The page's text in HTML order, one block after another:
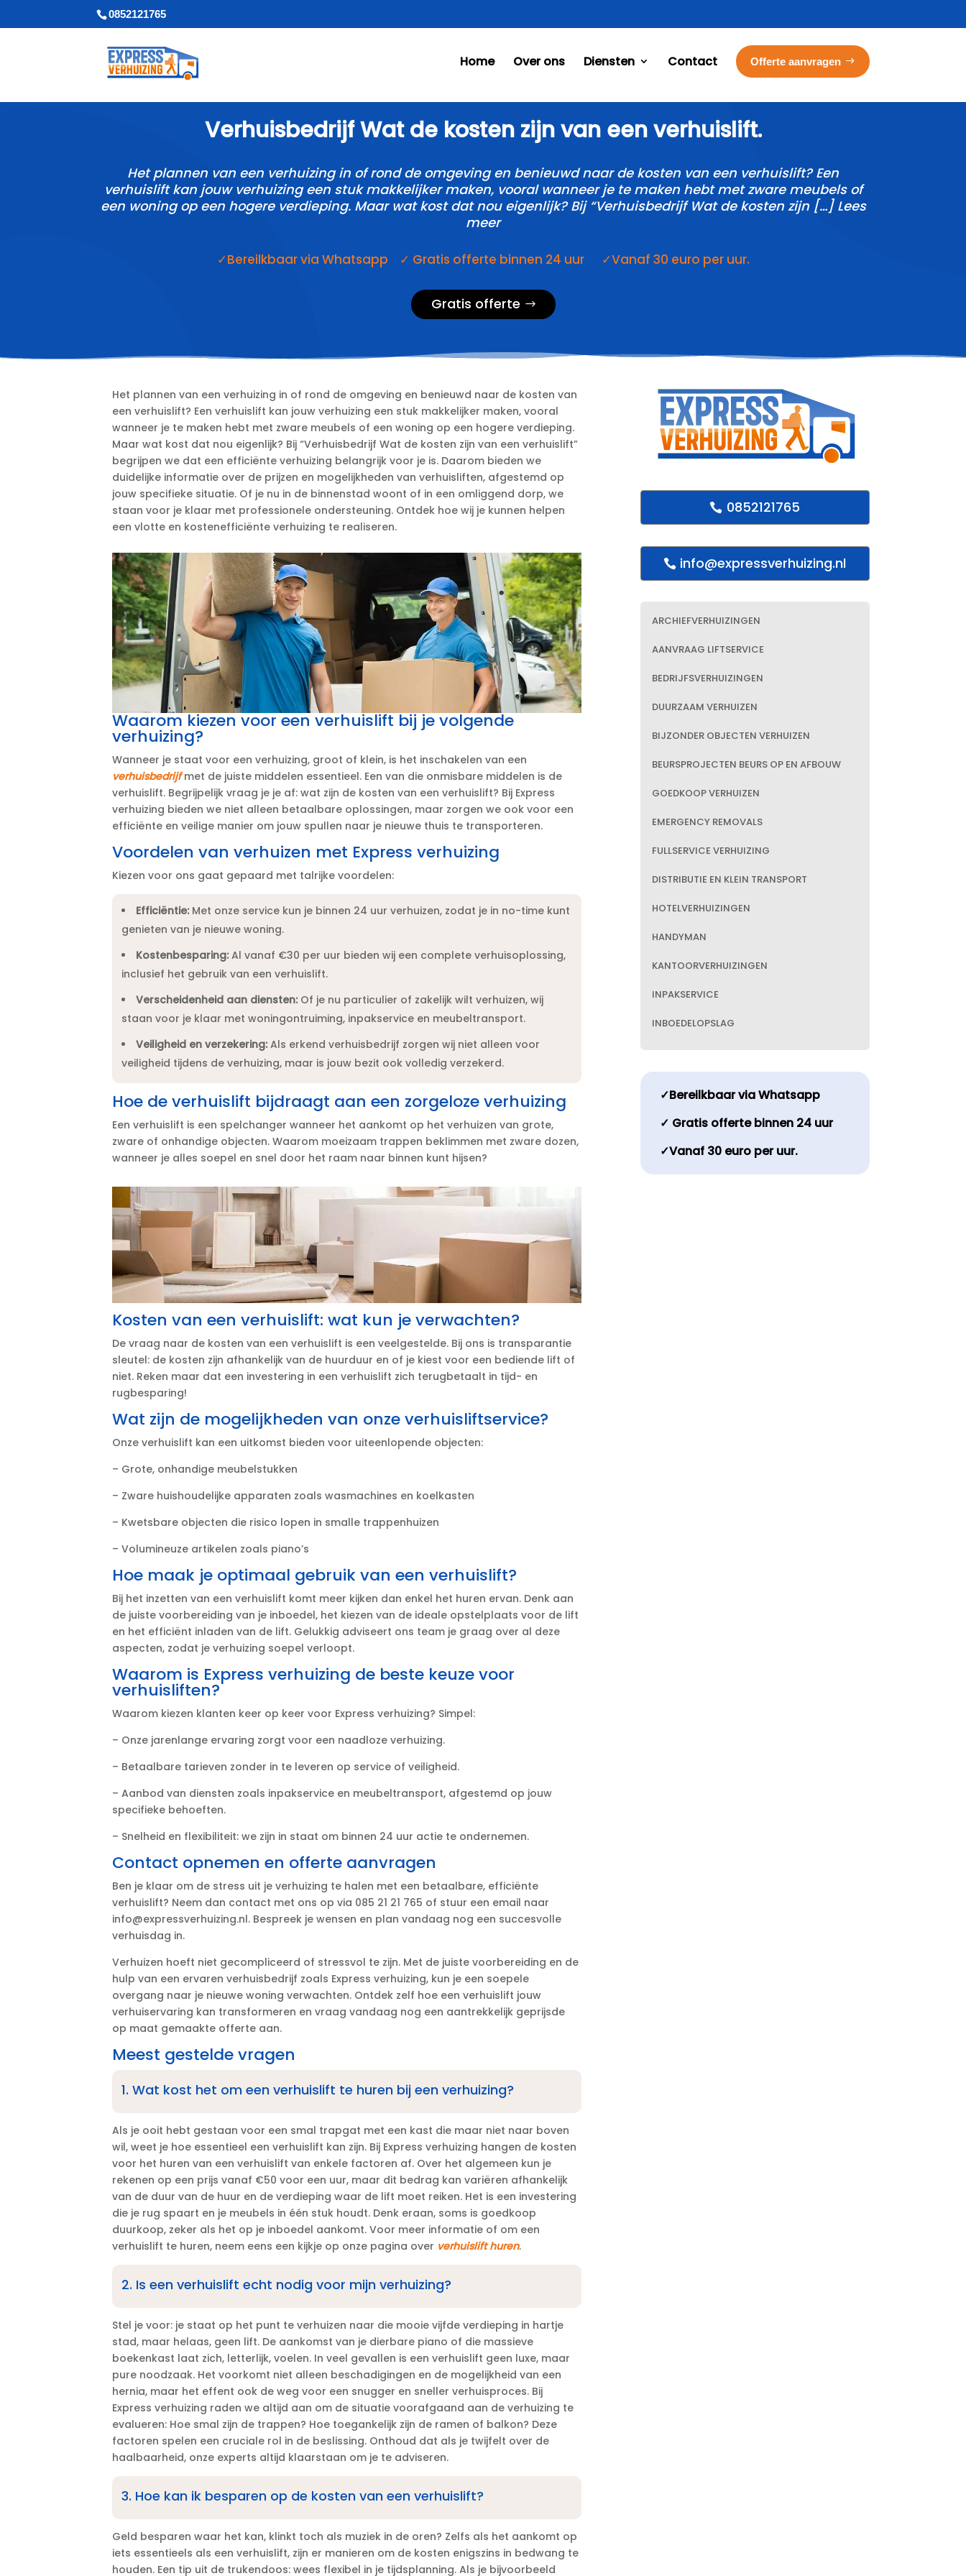
0852121765
Home Over ons Diensten Contact Offerte aanvragen
Verhuisbedrijf Wat de kosten zijn van een verhuislift.​
Het plannen van een verhuizing in of rond de omgeving en benieuwd naar de kosten van een verhuislift? Een
verhuislift kan jouw verhuizing een stuk makkelijker maken, vooral wanneer je te maken hebt met zware meubels of
een woning op een hogere verdieping.​ Maar wat kost dat nou eigenlijk? Bij “Verhuisbedrijf Wat de kosten zijn […] Lees
meer
✓Bereilkbaar via Whatsapp ✓ Gratis offerte binnen 24 uur ✓Vanaf 30 euro per uur.
Gratis offerte
Het plannen van een verhuizing in of rond de omgeving en benieuwd naar de kosten van
een verhuislift? Een verhuislift kan jouw verhuizing een stuk makkelijker maken, vooral
wanneer je te maken hebt met zware meubels of een woning op een hogere verdieping.​
Maar wat kost dat nou eigenlijk? Bij “Verhuisbedrijf Wat de kosten zijn van een verhuislift”
begrijpen we dat een efficiënte verhuizing belangrijk voor je is.​ Daarom bieden we
duidelijke informatie over de prijzen en mogelijkheden van verhuisliften, afgestemd op
jouw specifieke situatie.​ Of je nu in de binnenstad woont of in een omliggend dorp, we
staan voor je klaar met professionele ondersteuning.​ Ontdek hoe wij je kunnen helpen
een vlotte en kostenefficiënte verhuizing te realiseren.​
Waarom kiezen voor een verhuislift bij je volgende
verhuizing?
Wanneer je staat voor een verhuizing, groot of klein, is het inschakelen van een
verhuisbedrijfmet de juiste middelen essentieel.​ Een van die onmisbare middelen is de
verhuislift.​ Begrijpelijk vraag je je af: wat zijn de kosten van een verhuislift? Bij Express
verhuizing bieden we niet alleen betaalbare oplossingen, maar zorgen we ook voor een
efficiënte en veilige manier om jouw spullen naar je nieuwe thuis te transporteren.​
Voordelen van verhuizen met Express verhuizing
Kiezen voor ons gaat gepaard met talrijke voordelen:
Efficiëntie: Met onze service kun je binnen 24 uur verhuizen, zodat je in no-time kunt
genieten van je nieuwe woning.​
Kostenbesparing: Al vanaf €30 per uur bieden wij een complete verhuisoplossing,
inclusief het gebruik van een verhuislift.​
Verscheidenheid aan diensten: Of je nu particulier of zakelijk wilt verhuizen, wij
staan voor je klaar met woningontruiming, inpakservice en meubeltransport.​
Veiligheid en verzekering: Als erkend verhuisbedrijf zorgen wij niet alleen voor
veiligheid tijdens de verhuizing, maar is jouw bezit ook volledig verzekerd.​
Hoe de verhuislift bijdraagt aan een zorgeloze verhuizing
Een verhuislift is een spelchanger wanneer het aankomt op het verhuizen van grote,
zware of onhandige objecten.​ Waarom moeizaam trappen beklimmen met zware dozen,
wanneer je alles soepel en snel door het raam naar binnen kunt hijsen?
Kosten van een verhuislift: wat kun je verwachten?
De vraag naar de kosten van een verhuislift is een veelgestelde.​ Bij ons is transparantie
sleutel: de kosten zijn afhankelijk van de huurduur en of je kiest voor een bediende lift of
niet.​ Reken maar dat een investering in een verhuislift zich terugbetaalt in tijd- en
rugbesparing!
Wat zijn de mogelijkheden van onze verhuisliftservice?
Onze verhuislift kan een uitkomst bieden voor uiteenlopende objecten:
– Grote, onhandige meubelstukken
– Zware huishoudelijke apparaten zoals wasmachines en koelkasten
– Kwetsbare objecten die risico lopen in smalle trappenhuizen
– Volumineuze artikelen zoals piano’s
Hoe maak je optimaal gebruik van een verhuislift?
Bij het inzetten van een verhuislift komt meer kijken dan enkel het huren ervan.​ Denk aan
de juiste voorbereiding van je inboedel, het kiezen van de ideale opstelplaats voor de lift
en het efficiënt inladen van de lift.​ Gelukkig adviseert ons team je graag over al deze
aspecten, zodat je verhuizing soepel verloopt.​
Waarom is Express verhuizing de beste keuze voor
verhuisliften?
Waarom kiezen klanten keer op keer voor Express verhuizing? Simpel:
– Onze jarenlange ervaring zorgt voor een naadloze verhuizing.​
– Betaalbare tarieven zonder in te leveren op service of veiligheid.​
– Aanbod van diensten zoals inpakservice en meubeltransport, afgestemd op jouw
specifieke behoeften.​
– Snelheid en flexibiliteit: we zijn in staat om binnen 24 uur actie te ondernemen.​
Contact opnemen en offerte aanvragen
Ben je klaar om de stress uit je verhuizing te halen met een betaalbare, efficiënte
verhuislift? Neem dan contact met ons op via 085 21 21 765 of stuur een email naar
info@expressverhuizing.​nl.​ Bespreek je wensen en plan vandaag nog een succesvolle
verhuisdag in.​
Verhuizen hoeft niet gecompliceerd of stressvol te zijn.​ Met de juiste voorbereiding en de
hulp van een ervaren verhuisbedrijf zoals Express verhuizing, kun je een soepele
overgang naar je nieuwe woning verwachten.​ Ontdek zelf hoe een verhuislift jouw
verhuiservaring kan transformeren en vraag vandaag nog een aantrekkelijk geprijsde
op maat gemaakte offerte aan.​
Meest gestelde vragen
1.​ Wat kost het om een verhuislift te huren bij een verhuizing?
Als je ooit hebt gestaan voor een smal trapgat met een kast die maar niet naar boven
wil, weet je hoe essentieel een verhuislift kan zijn.​ Bij Express verhuizing hangen de kosten
voor het huren van een verhuislift van enkele factoren af.​ Over het algemeen kun je
rekenen op een prijs vanaf €50 voor een uur, maar dit bedrag kan variëren afhankelijk
van de duur van de huur en de verdieping waar de lift moet reiken.​ Het is een investering
die je rug spaart en je meubels in één stuk houdt.​ Denk eraan, soms is goedkoop
duurkoop, zeker als het op je inboedel aankomt.​ Voor meer informatie of om een
verhuislift te huren, neem eens een kijkje op onze pagina over verhuislift huren.​
2.​ Is een verhuislift echt nodig voor mijn verhuizing?
Stel je voor: je staat op het punt te verhuizen naar die mooie vijfde verdieping in hartje
stad, maar helaas, geen lift.​ De aankomst van je dierbare piano of die massieve
boekenkast laat zich, letterlijk, voelen.​ In veel gevallen is een verhuislift geen luxe, maar
pure noodzaak.​ Het voorkomt niet alleen beschadigingen en de mogelijkheid van een
hernia, maar het effent ook de weg voor een snugger en sneller verhuisproces.​ Bij
Express verhuizing raden we altijd aan om de situatie voorafgaand aan de verhuizing te
evalueren: Hoe smal zijn de trappen? Hoe toegankelijk zijn de ramen of balkon? Deze
factoren spelen een cruciale rol in de beslissing.​ Onthoud dat als je twijfelt over de
haalbaarheid, onze experts altijd klaarstaan om je te adviseren.​
3.​ Hoe kan ik besparen op de kosten van een verhuislift?
Geld besparen waar het kan, klinkt toch als muziek in de oren? Zelfs als het aankomt op
iets essentieels als een verhuislift, zijn er manieren om de kosten enigszins in bedwang te
houden.​ Een tip uit de trukendoos: wees flexibel in je tijdsplanning.​ Als je bijvoorbeeld
0852121765
info@expressverhuizing.nl
ARCHIEFVERHUIZINGEN
AANVRAAG LIFTSERVICE
BEDRIJFSVERHUIZINGEN
DUURZAAM VERHUIZEN
BIJZONDER OBJECTEN VERHUIZEN
BEURSPROJECTEN BEURS OP EN AFBOUW
GOEDKOOP VERHUIZEN
EMERGENCY REMOVALS
FULLSERVICE VERHUIZING
DISTRIBUTIE EN KLEIN TRANSPORT
HOTELVERHUIZINGEN
HANDYMAN
KANTOORVERHUIZINGEN
INPAKSERVICE
INBOEDELOPSLAG
✓Bereilkbaar via Whatsapp
✓ Gratis offerte binnen 24 uur
✓Vanaf 30 euro per uur.